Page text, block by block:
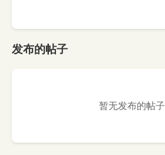
发布的帖子
暂无发布的帖子